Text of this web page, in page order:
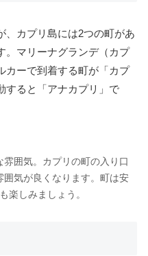
、カプリ島には2つの町があ
。マリーナグランデ（カプ
カーで到着する町が「カプ
すると「アナカプリ」で
囲気。カプリの町の入り口
気が良くなります。町は安
楽しみましょう。